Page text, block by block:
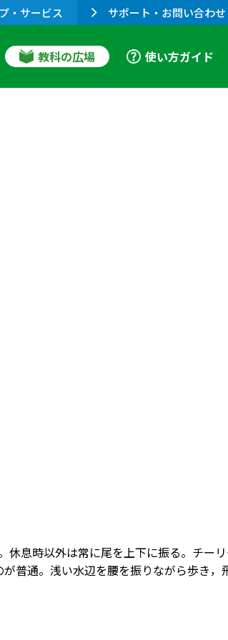
・サービス サポート・お問い合わせ
教科の広場 使い方ガイド
息時以外は常に尾を上下に振る。チー
普通。浅い水辺を腰を振りながら歩き